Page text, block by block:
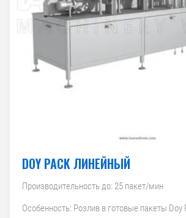
DOY PACK ЛИНЕЙНЫЙ
Производительность до: 25 пакет/мин
Особенность: Розлив в готовые пакеты Doy